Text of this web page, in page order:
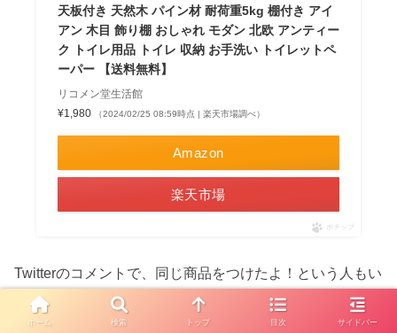
天板付き 天然木 パイン材 耐荷重5kg 棚付き アイ
アン 木目 飾り棚 おしゃれ モダン 北欧 アンティー
ク トイレ用品 トイレ 収納 お手洗い トイレットペ
ーパー 【送料無料】
リコメン堂生活館
¥1,980
（2024/02/25 08:59時点 | 楽天市場調べ）
Amazon
楽天市場
ポチップ
Twitterのコメントで、同じ商品をつけたよ！という人もい
て、人気商品のようです。
ホーム 検索 トップ 目次 サイドバー